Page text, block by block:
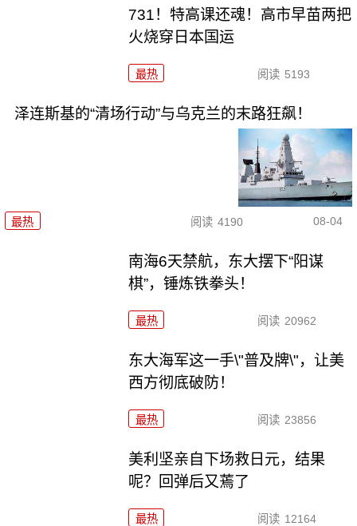
731！特高课还魂！高市早苗两把
火烧穿日本国运
最热 阅读 5193
泽连斯基的“清场行动”与乌克兰的末路狂飙！
最热 阅读 4190 08-04
南海6天禁航，东大摆下“阳谋
棋”，锤炼铁拳头！
最热 阅读 20962
东大海军这一手\"普及牌\"，让美
西方彻底破防！
最热 阅读 23856
美利坚亲自下场救日元，结果
呢？回弹后又蔫了
最热 阅读 12164